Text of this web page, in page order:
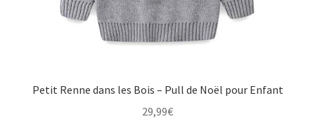
Petit Renne dans les Bois – Pull de Noël pour Enfant
29,99€